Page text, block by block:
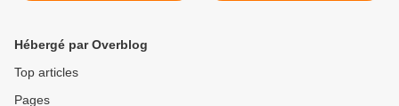
Hébergé par Overblog
Top articles
Pages